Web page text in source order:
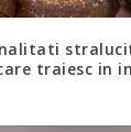
traiesc in